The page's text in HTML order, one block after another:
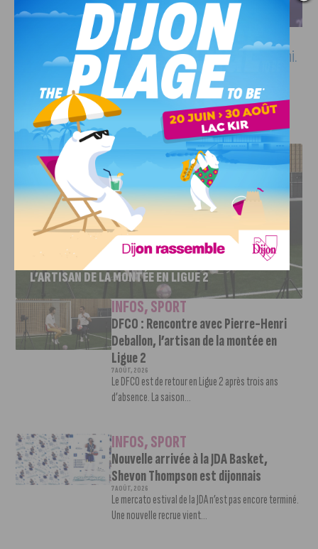
Informations et inscriptions sur le site internet de
Event’hi.
Tarif à 80 euros, nombre de places est limité.
J'AIME LE DFCO
DFCO : RENCONTRE AVEC PIERRE-HENRI DEBALLON,
L’ARTISAN DE LA MONTÉE EN LIGUE 2
INFOS,SPORT
DFCO : Rencontre avec Pierre-Henri
Deballon, l’artisan de la montée en
Ligue 2
7 AOÛT, 2026
Le DFCO est de retour en Ligue 2 après trois ans
d’absence. La saison...
INFOS,SPORT
Nouvelle arrivée à la JDA Basket,
Shevon Thompson est dijonnais
7 AOÛT, 2026
Le mercato estival de la JDA n’est pas encore terminé.
Une nouvelle recrue vient...